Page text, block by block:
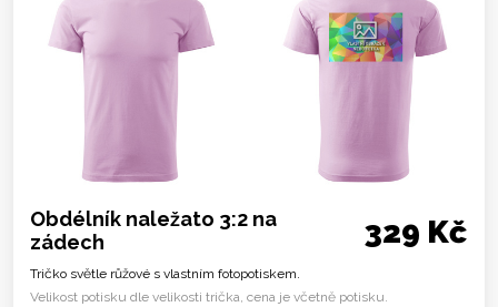
Obdélník naležato 3:2 na
zádech
329 Kč
Tričko světle růžové s vlastním fotopotiskem.
Velikost potisku dle velikosti trička, cena je včetně potisku.